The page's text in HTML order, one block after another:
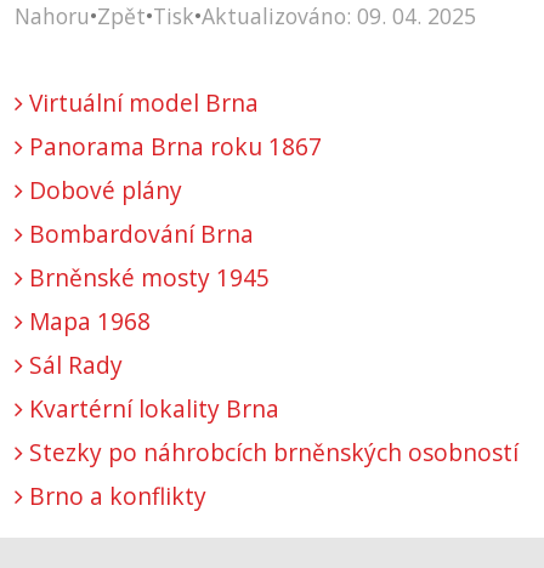
Nahoru•Zpět•Tisk•Aktualizováno: 09. 04. 2025
Virtuální model Brna
Panorama Brna roku 1867
Dobové plány
Bombardování Brna
Brněnské mosty 1945
Mapa 1968
Sál Rady
Kvartérní lokality Brna
Stezky po náhrobcích brněnských osobností
Brno a konflikty